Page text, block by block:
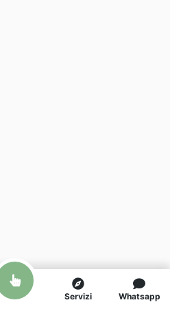
Servizi Whatsapp